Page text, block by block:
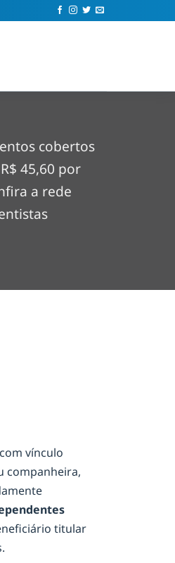
cobertos
45,60 por
a rede
vínculo
companheira,
titular